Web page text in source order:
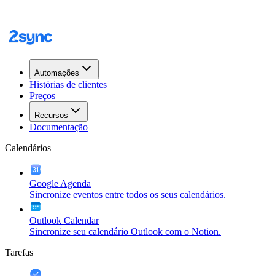
Automações
Histórias de clientes
Preços
Recursos
Documentação
Calendários
Google Agenda
Sincronize eventos entre todos os seus calendários.
Outlook Calendar
Sincronize seu calendário Outlook com o Notion.
Tarefas